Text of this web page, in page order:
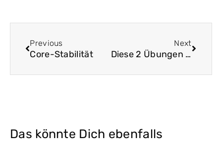
Previous
Core-Stabilität
Next
Diese 2 Übungen korrigieren Ihr Hohlkreuz
Das könnte Dich ebenfalls